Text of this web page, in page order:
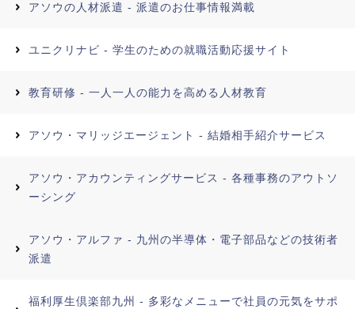
アソウの人材派遣 - 派遣のお仕事情報満載
ユニクリナビ - 学生のための就職活動応援サイト
教育研修 - 一人一人の能力を高める人材教育
アソウ・マリッジエージェント - 結婚相手紹介サービス
アソウ・アカウンティングサービス - 各種事務のアウトソ
ーシング
アソウ・アルファ - 九州の半導体・電子部品などの技術者
派遣
福利厚生倶楽部九州 - 多彩なメニューで社員の元気をサポ